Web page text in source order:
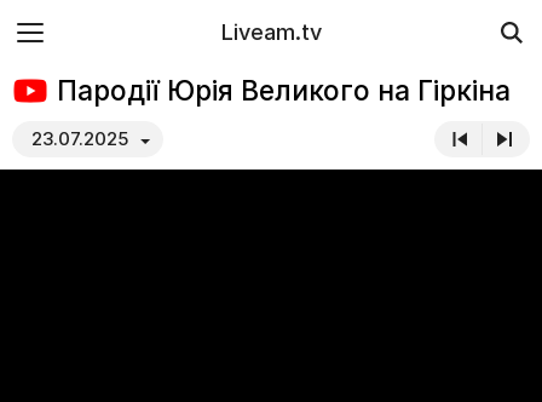
Liveam.tv
Пародії Юрія Великого на Гіркіна
23.07.2025